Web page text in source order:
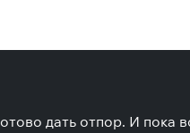
дать отпор. И пока